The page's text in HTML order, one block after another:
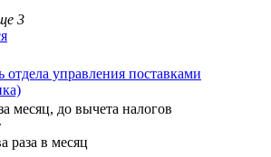
3
отдела управления поставками
месяц, до вычета налогов
раза в месяц